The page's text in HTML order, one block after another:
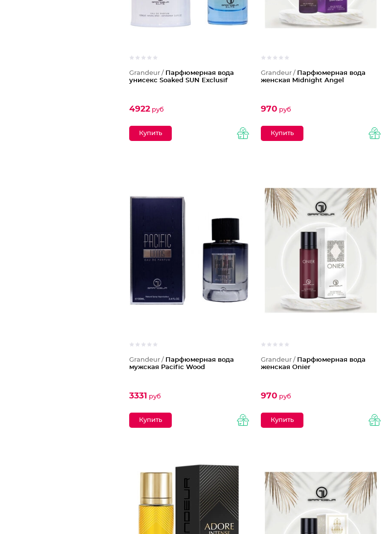
Grandeur /
Парфюмерная вода
унисекс Soaked SUN Exclusif
4922руб
Grandeur /
Парфюмерная вода
женская Midnight Angel
970 руб
Grandeur /
Парфюмерная вода
мужская Pacific Wood
3331 руб
Grandeur /
Парфюмерная вода
женская Onier
970 руб